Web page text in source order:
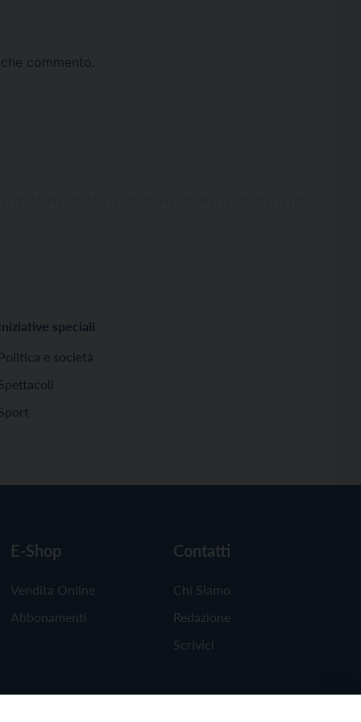
commento.
Iniziative speciali
Politica e società
E-Shop
Vendita Online
Abbonamenti
Contatti
Chi Siamo
Redazione
Scrivici